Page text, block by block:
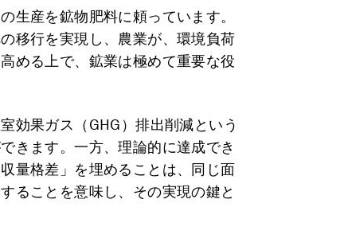
生産を鉱物肥料に頼っています。
移行を実現し、農業が、環境負荷
める上で、鉱業は極めて重要な役
効果ガス（GHG）排出削減という
きます。一方、理論的に達成でき
量格差」を埋めることは、同じ面
ることを意味し、その実現の鍵と